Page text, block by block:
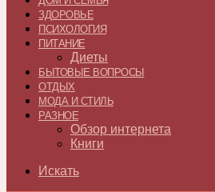
ЗДОРОВЬЕ
ПСИХОЛОГИЯ
ПИТАНИЕ
Диеты
БЫТОВЫЕ ВОПРОСЫ
ОТДЫХ
МОДА И СТИЛЬ
РАЗНОЕ
Обзор интернета
Книги
Искать